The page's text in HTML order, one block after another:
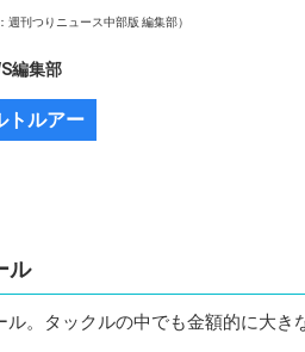
週刊つりニュース中部版 編集部）
編集部
トルアー
ル
ル。タックルの中でも金額的に大